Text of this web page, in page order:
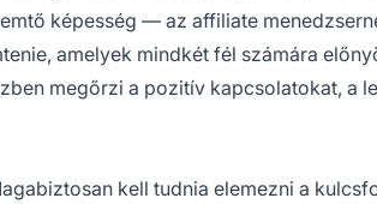
képesség — az affiliate
amelyek mindkét fél számára
megőrzi a pozitív kapcsolatokat, a
kell tudnia elemezni a